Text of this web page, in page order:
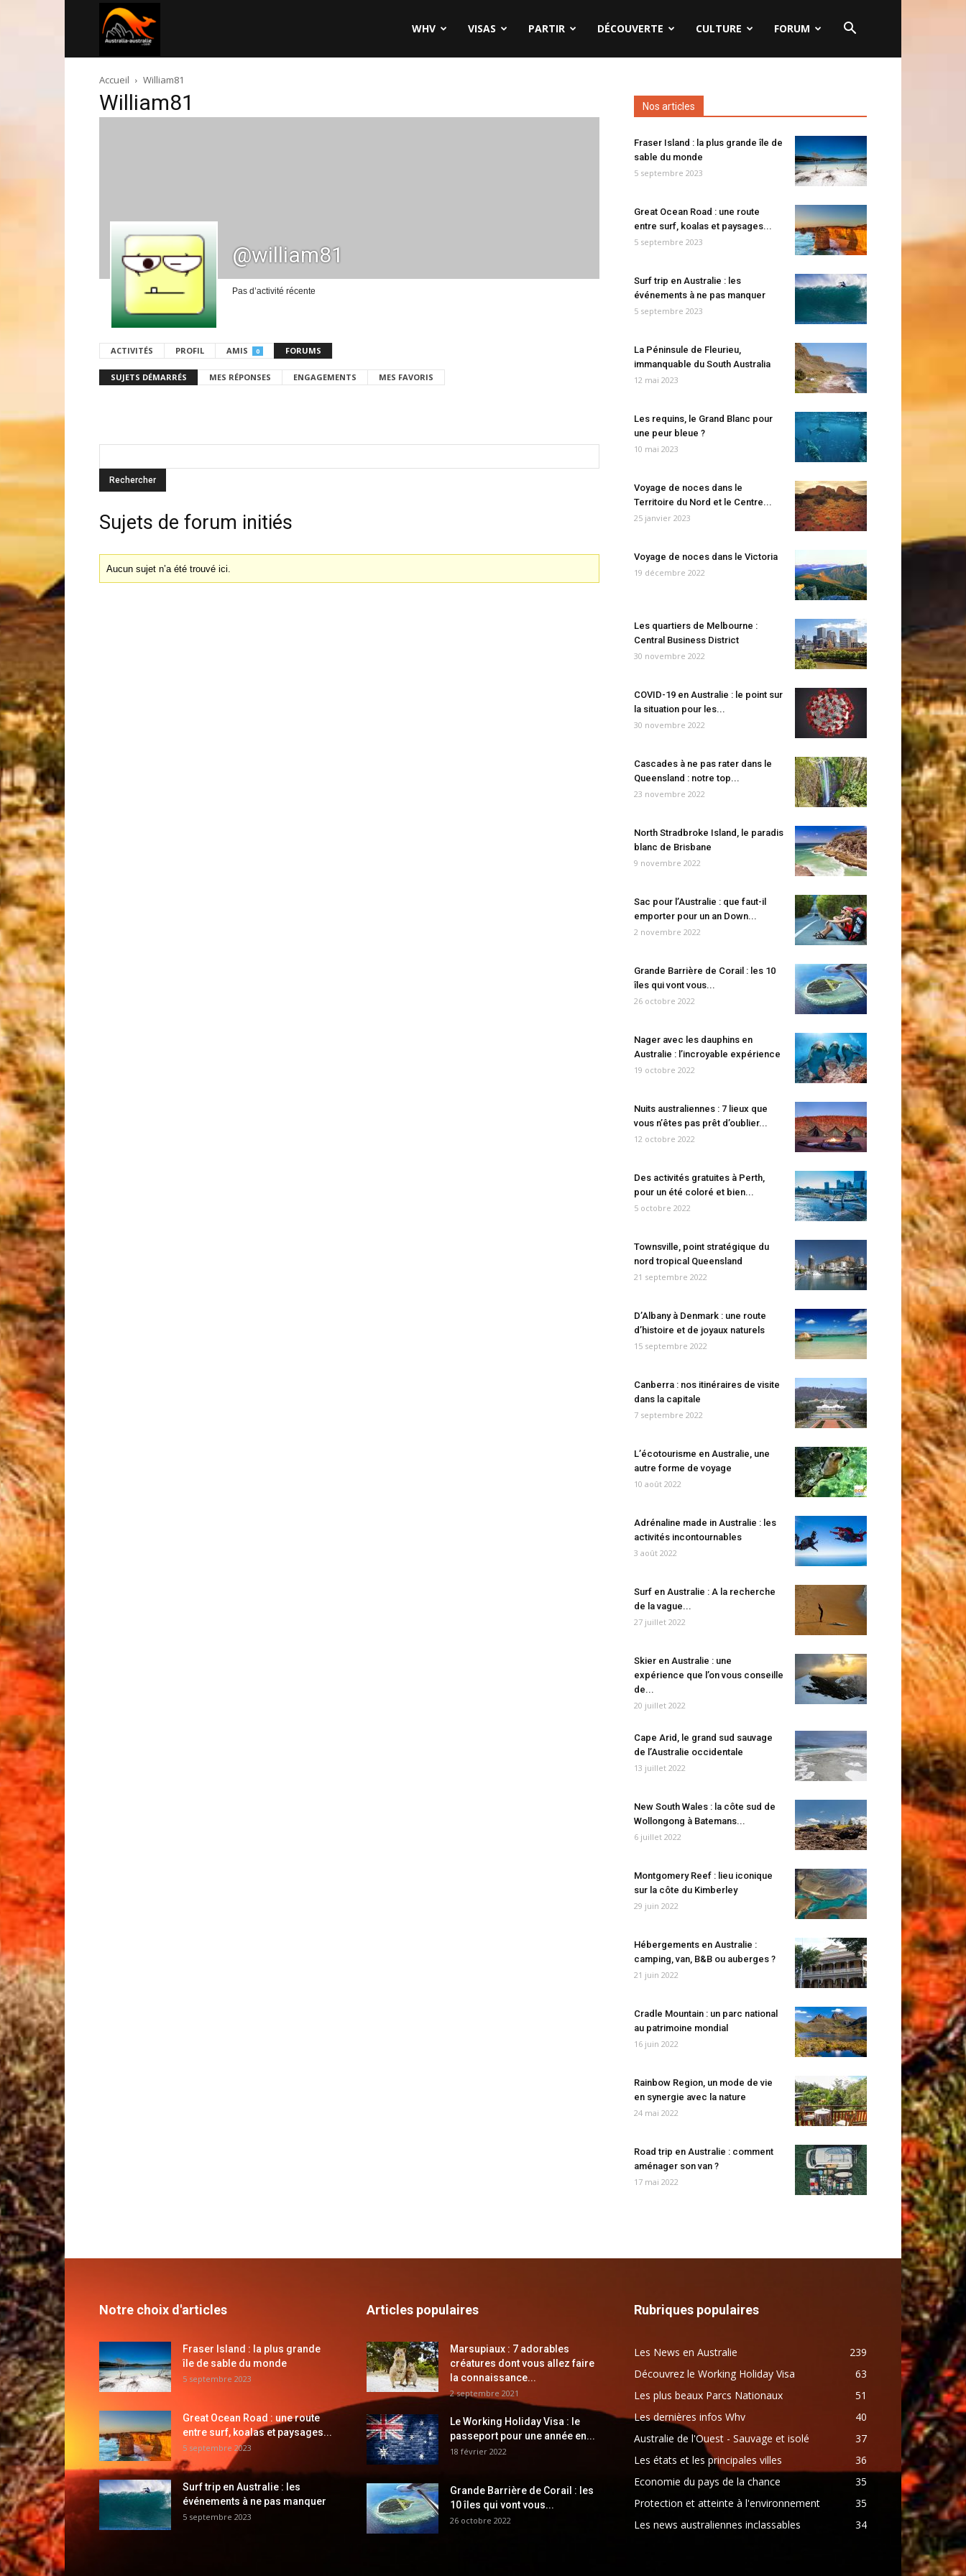
australie.com
WHV VISAS PARTIR DÉCOUVERTE CULTURE FORUM
Accueil William81
William81
@william81
Pas d’activité récente
ACTIVITÉS PROFIL AMIS 0 FORUMS
SUJETS DÉMARRÉS MES RÉPONSES ENGAGEMENTS MES FAVORIS
Sujets de forum initiés
Aucun sujet n’a été trouvé ici.
Nos articles
Fraser Island : la plus grande île de
sable du monde
5 septembre 2023
Great Ocean Road : une route
entre surf, koalas et paysages...
5 septembre 2023
Surf trip en Australie : les
événements à ne pas manquer
5 septembre 2023
La Péninsule de Fleurieu,
immanquable du South Australia
12 mai 2023
Les requins, le Grand Blanc pour
une peur bleue ?
10 mai 2023
Voyage de noces dans le
Territoire du Nord et le Centre...
25 janvier 2023
Voyage de noces dans le Victoria
19 décembre 2022
Les quartiers de Melbourne :
Central Business District
30 novembre 2022
COVID-19 en Australie : le point sur
la situation pour les...
30 novembre 2022
Cascades à ne pas rater dans le
Queensland : notre top...
23 novembre 2022
North Stradbroke Island, le paradis
blanc de Brisbane
9 novembre 2022
Sac pour l’Australie : que faut-il
emporter pour un an Down...
2 novembre 2022
Grande Barrière de Corail : les 10
îles qui vont vous...
26 octobre 2022
Nager avec les dauphins en
Australie : l’incroyable expérience
19 octobre 2022
Nuits australiennes : 7 lieux que
vous n’êtes pas prêt d’oublier...
12 octobre 2022
Des activités gratuites à Perth,
pour un été coloré et bien...
5 octobre 2022
Townsville, point stratégique du
nord tropical Queensland
21 septembre 2022
D’Albany à Denmark : une route
d’histoire et de joyaux naturels
15 septembre 2022
Canberra : nos itinéraires de visite
dans la capitale
7 septembre 2022
L’écotourisme en Australie, une
autre forme de voyage
10 août 2022
Adrénaline made in Australie : les
activités incontournables
3 août 2022
Surf en Australie : A la recherche
de la vague...
27 juillet 2022
Skier en Australie : une
expérience que l’on vous conseille
de...
20 juillet 2022
Cape Arid, le grand sud sauvage
de l’Australie occidentale
13 juillet 2022
New South Wales : la côte sud de
Wollongong à Batemans...
6 juillet 2022
Montgomery Reef : lieu iconique
sur la côte du Kimberley
29 juin 2022
Hébergements en Australie :
camping, van, B&B ou auberges ?
21 juin 2022
Cradle Mountain : un parc national
au patrimoine mondial
16 juin 2022
Rainbow Region, un mode de vie
en synergie avec la nature
24 mai 2022
Road trip en Australie : comment
aménager son van ?
17 mai 2022
Notre choix d'articles
Fraser Island : la plus grande
île de sable du monde
5 septembre 2023
Great Ocean Road : une route
entre surf, koalas et paysages...
5 septembre 2023
Surf trip en Australie : les
événements à ne pas manquer
5 septembre 2023
Articles populaires
Marsupiaux : 7 adorables
créatures dont vous allez faire
la connaissance...
2 septembre 2021
Le Working Holiday Visa : le
passeport pour une année en...
18 février 2022
Grande Barrière de Corail : les
10 îles qui vont vous...
26 octobre 2022
Rubriques populaires
Les News en Australie
239
Découvrez le Working Holiday Visa
63
Les plus beaux Parcs Nationaux
51
Les dernières infos Whv
40
Australie de l'Ouest - Sauvage et isolé
37
Les états et les principales villes
36
Economie du pays de la chance
35
Protection et atteinte à l'environnement
35
Les news australiennes inclassables
34